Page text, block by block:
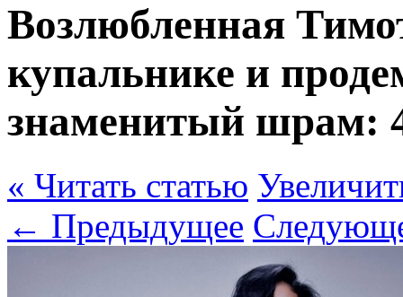
Возлюбленная
купальнике и
знаменитый шрам:
« Читать статью
← Предыдущее